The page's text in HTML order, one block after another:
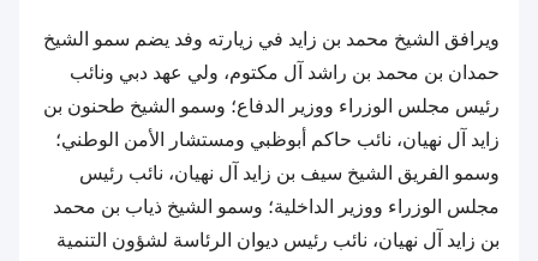
ويرافق الشيخ محمد بن زايد في زيارته وفد يضم سمو الشيخ
حمدان بن محمد بن راشد آل مكتوم، ولي عهد دبي ونائب
رئيس مجلس الوزراء ووزير الدفاع؛ وسمو الشيخ طحنون بن
زايد آل نهيان، نائب حاكم أبوظبي ومستشار الأمن الوطني؛
وسمو الفريق الشيخ سيف بن زايد آل نهيان، نائب رئيس
مجلس الوزراء ووزير الداخلية؛ وسمو الشيخ ذياب بن محمد
بن زايد آل نهيان، نائب رئيس ديوان الرئاسة لشؤون التنمية